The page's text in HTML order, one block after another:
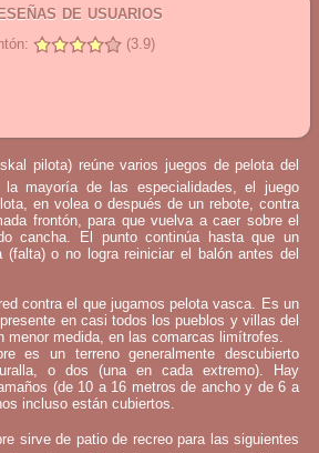
de usuarios
(3.9)
pilota) reúne varios juegos de pelota del
mayoría de las especialidades, el juego
en volea o después de un rebote, contra
frontón, para que vuelva a caer sobre el
cancha. El punto continúa hasta que un
(falta) o no logra reiniciar el balón antes del
contra el que jugamos pelota vasca. Es un
en casi todos los pueblos y villas del
menor medida, en las comarcas limítrofes.
es un terreno generalmente descubierto
o dos (una en cada extremo). Hay
(de 10 a 16 metros de ancho y de 6 a
incluso están cubiertos.
sirve de patio de recreo para las siguientes